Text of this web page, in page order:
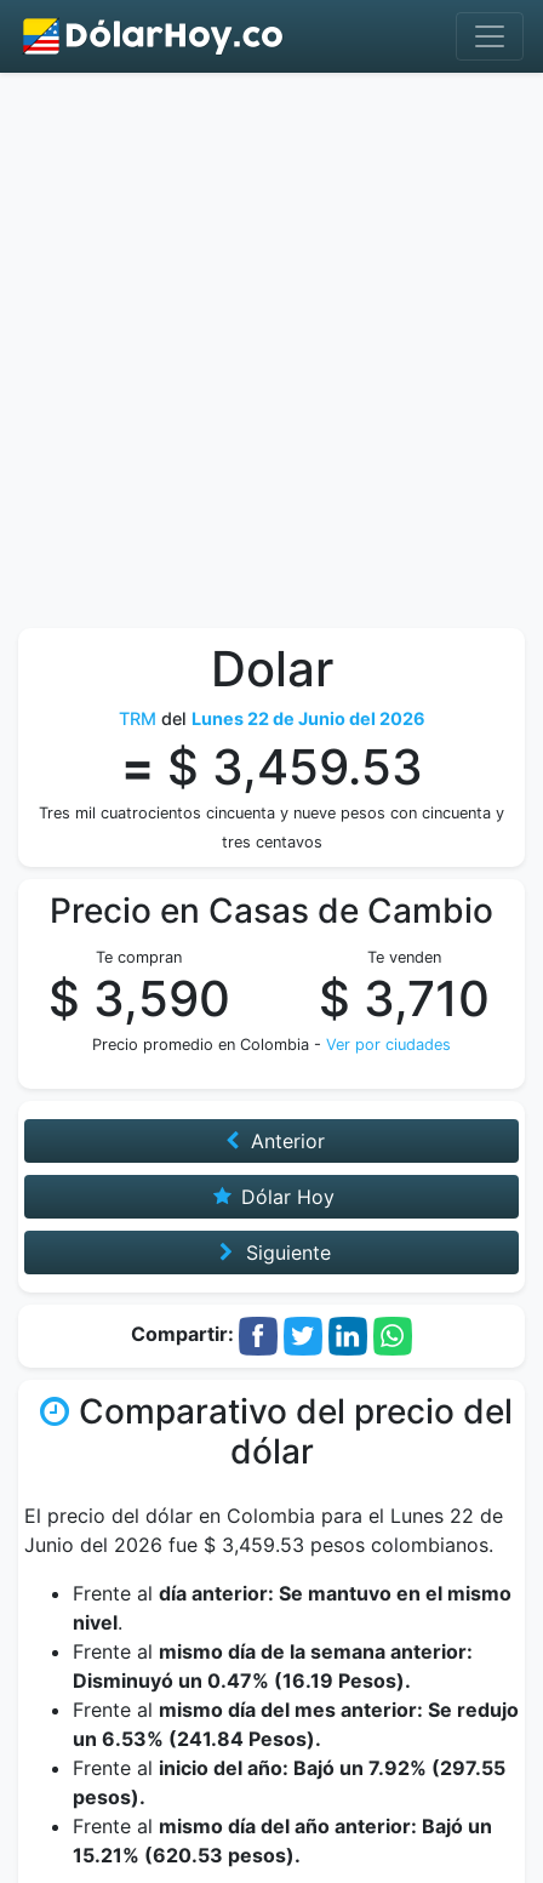
Dolar
TRM del Lunes 22 de Junio del 2026
= $ 3,459.53
Tres mil cuatrocientos cincuenta y nueve pesos con cincuenta y
tres centavos
Precio en Casas de Cambio
Te compran
$ 3,590
Te venden
$ 3,710
Precio promedio en Colombia - Ver por ciudades
Anterior
Dólar Hoy
Siguiente
Compartir:
Comparativo del precio del
dólar
El precio del dólar en Colombia para el Lunes 22 de
Junio del 2026 fue $ 3,459.53 pesos colombianos.
Frente al día anterior: Se mantuvo en el mismo
nivel.
Frente al mismo día de la semana anterior:
Disminuyó un 0.47% (16.19 Pesos).
Frente al mismo día del mes anterior: Se redujo
un 6.53% (241.84 Pesos).
Frente al inicio del año: Bajó un 7.92% (297.55
pesos).
Frente al mismo día del año anterior: Bajó un
15.21% (620.53 pesos).